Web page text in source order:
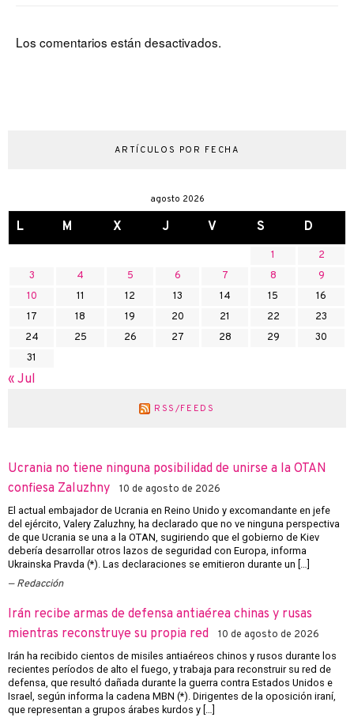
Los comentarios están desactivados.
ARTÍCULOS POR FECHA
agosto 2026
L M X J V S D
1
2
3
4 5 6 7 8
9
10
11 12 13 14 15
16
17
18 19 20 21 22
23
24
25 26 27 28 29
30
31
« Jul
RSS/FEEDS
Ucrania no tiene ninguna posibilidad de unirse a la OTAN
confiesa Zaluzhny
10 de agosto de 2026
El actual embajador de Ucrania en Reino Unido y excomandante en jefe
del ejército, Valery Zaluzhny, ha declarado que no ve ninguna perspectiva
de que Ucrania se una a la OTAN, sugiriendo que el gobierno de Kiev
debería desarrollar otros lazos de seguridad con Europa, informa
Ukrainska Pravda (*). Las declaraciones se emitieron durante un […]
Redacción
Irán recibe armas de defensa antiaérea chinas y rusas
mientras reconstruye su propia red
10 de agosto de 2026
Irán ha recibido cientos de misiles antiaéreos chinos y rusos durante los
recientes períodos de alto el fuego, y trabaja para reconstruir su red de
defensa, que resultó dañada durante la guerra contra Estados Unidos e
Israel, según informa la cadena MBN (*). Dirigentes de la oposición iraní,
que representan a grupos árabes kurdos y […]